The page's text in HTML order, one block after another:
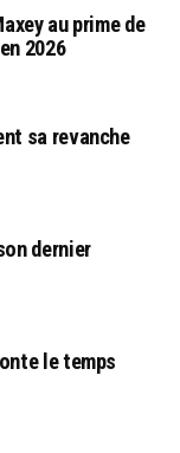
au prime de
2026
sa revanche
dernier
le temps